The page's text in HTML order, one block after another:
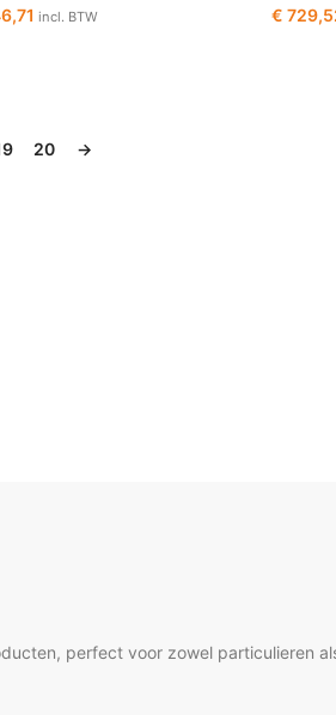
incl. BTW €
20 →
perfect voor zowel particulieren